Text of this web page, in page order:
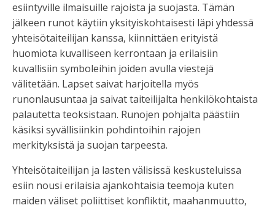
esiintyville ilmaisuille rajoista ja suojasta. Tämän
jälkeen runot käytiin yksityiskohtaisesti läpi yhdessä
yhteisötaiteilijan kanssa, kiinnittäen erityistä
huomiota kuvalliseen kerrontaan ja erilaisiin
kuvallisiin symboleihin joiden avulla viestejä
välitetään. Lapset saivat harjoitella myös
runonlausuntaa ja saivat taiteilijalta henkilökohtaista
palautetta teoksistaan. Runojen pohjalta päästiin
käsiksi syvällisiinkin pohdintoihin rajojen
merkityksistä ja suojan tarpeesta.
Yhteisötaiteilijan ja lasten välisissä keskusteluissa
esiin nousi erilaisia ajankohtaisia teemoja kuten
maiden väliset poliittiset konfliktit, maahanmuutto,